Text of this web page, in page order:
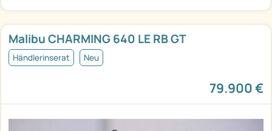
Malibu CHARMING 640 LE RB GT
Händlerinserat Neu
79.900 €